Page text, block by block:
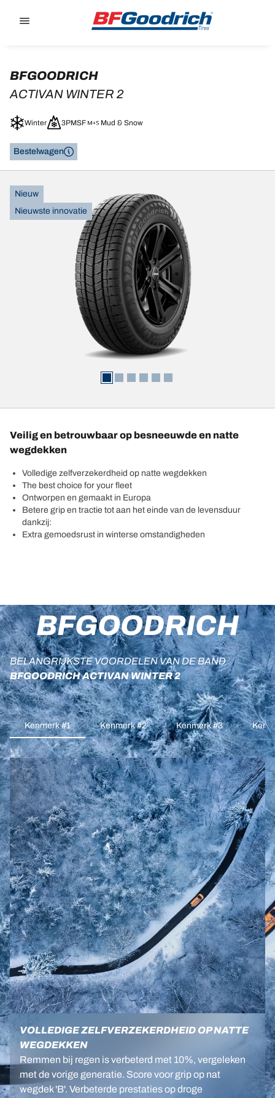
Nieuw
Nieuwste innovatie
BFGOODRICH
ACTIVAN WINTER 2
Winter 3PMSF Mud & Snow
Bestelwagen
Veilig en betrouwbaar op besneeuwde en natte
wegdekken
Volledige zelfverzekerdheid op natte wegdekken
The best choice for your fleet
Ontworpen en gemaakt in Europa
Betere grip en tractie tot aan het einde van de levensduur
dankzij:
Extra gemoedsrust in winterse omstandigheden
BFGOODRICH
BELANGRIJKSTE VOORDELEN VAN DE BAND
BFGOODRICH ACTIVAN WINTER 2
Kenmerk #1 Kenmerk #2 Kenmerk #3
VOLLEDIGE ZELFVERZEKERDHEID OP NATTE
WEGDEKKEN
Remmen bij regen is verbeterd met 10%, vergeleken
met de vorige generatie. Score voor grip op nat
wegdek 'B'. Verbeterde prestaties op droge